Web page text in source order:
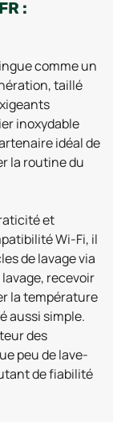
:
comme un
taillé
inoxydable
idéal de
la routine du
et
Wi-Fi, il
de lavage via
recevoir
la température
aussi simple.
des
peu de lave-
de fiabilité